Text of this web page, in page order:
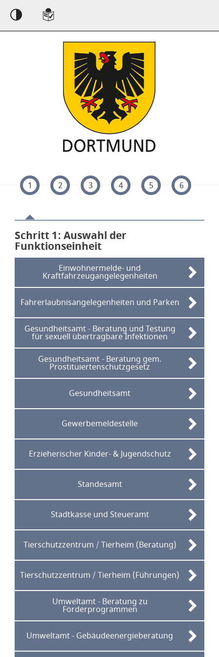
1 2 3 4 5 6
Schritt 1von 6
: Auswahl der
Funktionseinheit
Einwohnermelde- und
Kraftfahrzeugangelegenheiten
Fahrerlaubnisangelegenheiten und Parken
Gesundheitsamt - Beratung und Testung
für sexuell übertragbare Infektionen
Gesundheitsamt - Beratung gem.
Prostituiertenschutzgesetz
Gesundheitsamt
Gewerbemeldestelle
Erzieherischer Kinder- & Jugendschutz
Standesamt
Stadtkasse und Steueramt
Tierschutzzentrum / Tierheim (Beratung)
Tierschutzzentrum / Tierheim (Führungen)
Umweltamt - Beratung zu
Förderprogrammen
Umweltamt - Gebäudeenergieberatung